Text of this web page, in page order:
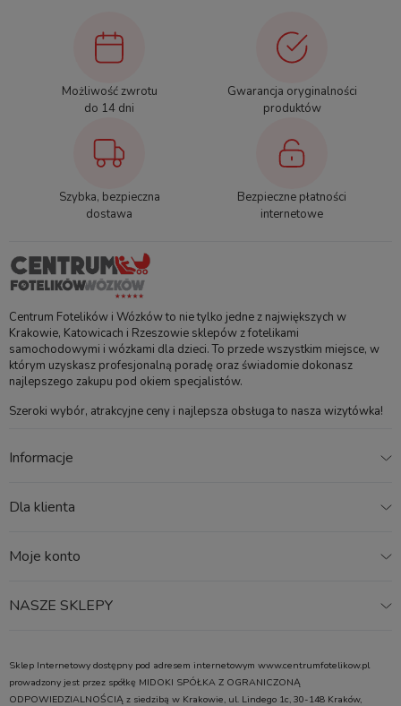
Możliwość zwrotu
do 14 dni
Gwarancja oryginalności
produktów
Szybka, bezpieczna
dostawa
Bezpieczne płatności
internetowe
Centrum Fotelików i Wózków to nie tylko jedne z największych w
Krakowie, Katowicach i Rzeszowie sklepów z fotelikami
samochodowymi i wózkami dla dzieci. To przede wszystkim miejsce, w
którym uzyskasz profesjonalną poradę oraz świadomie dokonasz
najlepszego zakupu pod okiem specjalistów.
Szeroki wybór, atrakcyjne ceny i najlepsza obsługa to nasza wizytówka!
Informacje
Dla klienta
Moje konto
NASZE SKLEPY
Sklep Internetowy dostępny pod adresem internetowym www.centrumfotelikow.pl
prowadzony jest przez spółkę MIDOKI SPÓŁKA Z OGRANICZONĄ
ODPOWIEDZIALNOŚCIĄ z siedzibą w Krakowie, ul. Lindego 1c, 30-148 Kraków,